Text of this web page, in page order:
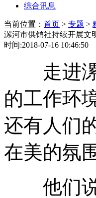
综合讯息
当前位置： 首页 > 专题 >
漯河市供销社持续开展文
时间:2018-07-16
走进漯
的工作环
还有人们
在美的氛
他们说